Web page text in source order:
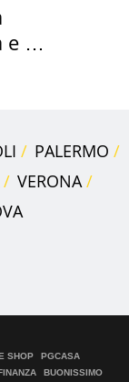
e i
PALERMO
VERONA
SHOP
PGCASA
BUONISSIMO